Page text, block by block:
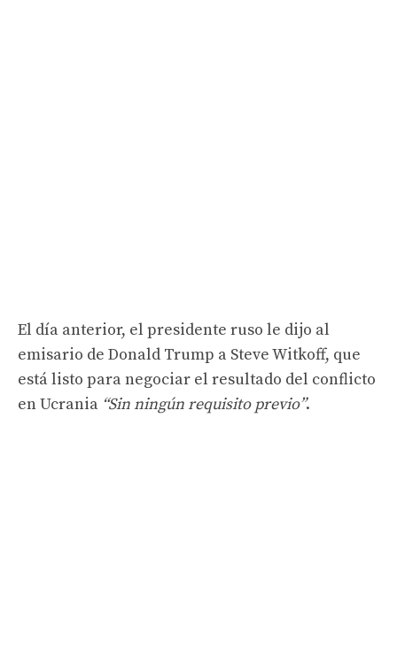
El día anterior, el presidente ruso le dijo al
emisario de Donald Trump a Steve Witkoff, que
está listo para negociar el resultado del conflicto
en Ucrania “Sin ningún requisito previo”.